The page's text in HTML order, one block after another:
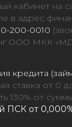
кабинет на
в адрес
200-0010
ООО МКК
кредита
ставка от 0
130% от
ПСК от